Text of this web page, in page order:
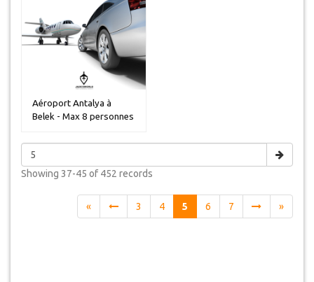
Aéroport Antalya à
Belek - Max 8 personnes
Showing 37-45 of 452 records
« 3 4 5 6 7 »